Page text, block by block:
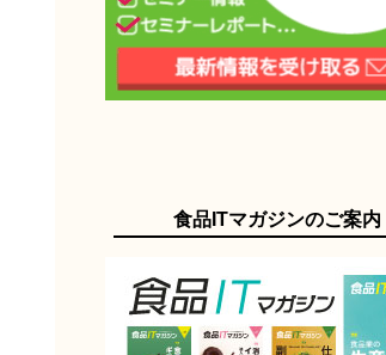
食品ITマガジンのご案内